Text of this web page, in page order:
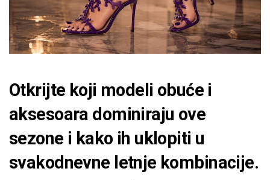
Otkrijte koji modeli obuće i
aksesoara dominiraju ove
sezone i kako ih uklopiti u
svakodnevne letnje kombinacije.